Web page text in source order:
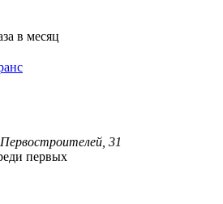
в месяц
31
первых